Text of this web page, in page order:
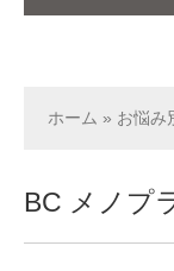
ホーム » お悩み
BC メノプ